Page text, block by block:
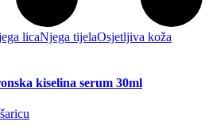
licaNjega tijelaOsjetljiva koža
kiselina serum 30ml